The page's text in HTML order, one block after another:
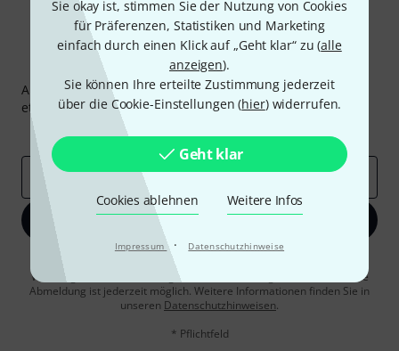
Sie okay ist, stimmen Sie der Nutzung von Cookies
für Präferenzen, Statistiken und Marketing
einfach durch einen Klick auf „Geht klar“ zu (alle
anzeigen).
Sie können Ihre erteilte Zustimmung jederzeit
über die Cookie-Einstellungen (hier) widerrufen.
Geht klar
Cookies ablehnen Weitere Infos
Impressum · Datenschutzhinweise
Thomann Newsletter
Abonniere den Thomann Newsletter und gewinne mit
etwas Glück einen von50 Gutscheinenüber jeweils50€
Inspirierende Beiträge
Deals Thomann Insights
E-Mail-Adresse*
Jetzt anmelden
Mit Klick auf „Jetzt anmelden“ stimmen Sie dem Erhalt von E-Mail-
Werbung und einer Messung des E-Mail-Nutzungsverhaltens zu. Die
Abmeldung ist jederzeit möglich. Weitere Informationen finden Sie in
unseren Datenschutzhinweisen.
* Pflichtfeld